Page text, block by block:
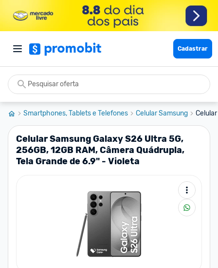
Cadastrar
Smartphones, Tablets e Telefones Celular Samsung
Celular Samsung Galaxy S26 Ultra 5G,
256GB, 12GB RAM, Câmera Quádrupla,
Tela Grande de 6.9" - Violeta